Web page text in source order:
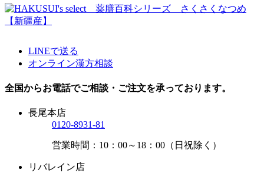
LINEで送る
オンライン漢方相談
全国からお電話でご相談・ご注文を承っております。
長尾本店
0120-8931-81
営業時間：10：00～18：00（日祝除く）
リバレイン店